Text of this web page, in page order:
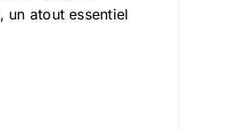
un atout essentiel